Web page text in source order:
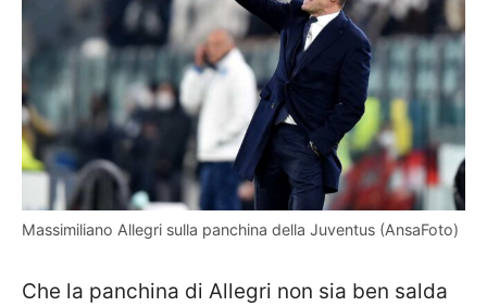
Massimiliano Allegri sulla panchina della Juventus (AnsaFoto)
Che la panchina di Allegri non sia ben salda